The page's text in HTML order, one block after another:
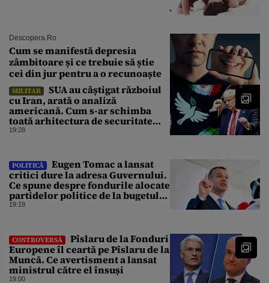
Descopera.ro
Cum se manifestă depresia
zâmbitoare și ce trebuie să știe
cei din jur pentru a o recunoaște
MILITAR
SUA au câștigat războiul
cu Iran, arată o analiză
americană. Cum s-ar schimba
toată arhitectura de securitate
din Orientul Mijlociu
19:28
POLITICĂ
Eugen Tomac a lansat
critici dure la adresa Guvernului.
Ce spune despre fondurile alocate
partidelor politice de la bugetul
de stat
19:19
CONTROVERSĂ
Pîslaru de la Fonduri
Europene îl ceartă pe Pîslaru de la
Muncă. Ce avertisment a lansat
ministrul către el însuși
19:00